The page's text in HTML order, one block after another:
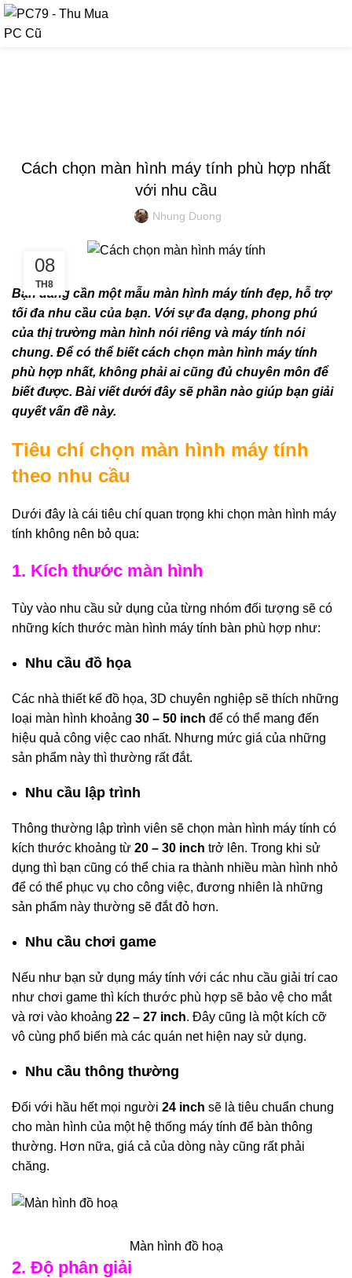
Cách chọn màn hình máy tính phù hợp nhất
với nhu cầu
Nhung Duong
08
TH8
Bạn đang cần một mẫu màn hình máy tính đẹp, hỗ trợ
tối đa nhu cầu của bạn. Với sự đa dạng, phong phú
của thị trường màn hình nói riêng và máy tính nói
chung. Để có thể biết cách chọn màn hình máy tính
phù hợp nhất, không phải ai cũng đủ chuyên môn để
biết được. Bài viết dưới đây sẽ phần nào giúp bạn giải
quyết vấn đề này.
Tiêu chí chọn màn hình máy tính
theo nhu cầu
Dưới đây là cái tiêu chí quan trọng khi chọn màn hình máy
tính không nên bỏ qua:
1. Kích thước màn hình
Tùy vào nhu cầu sử dụng của từng nhóm đối tượng sẽ có
những kích thước màn hình máy tính bàn phù hợp như:
Nhu cầu đồ họa
Các nhà thiết kế đồ họa, 3D chuyên nghiệp sẽ thích những
loại màn hình khoảng 30 – 50 inch để có thể mang đến
hiệu quả công việc cao nhất. Nhưng mức giá của những
sản phẩm này thì thường rất đắt.
Nhu cầu lập trình
Thông thường lập trình viên sẽ chọn màn hình máy tính có
kích thước khoảng từ 20 – 30 inch trở lên. Trong khi sử
dụng thì bạn cũng có thể chia ra thành nhiều màn hình nhỏ
để có thể phục vụ cho công việc, đương nhiên là những
sản phẩm này thường sẽ đắt đỏ hơn.
Nhu cầu chơi game
Nếu như bạn sử dụng máy tính với các nhu cầu giải trí cao
như chơi game thì kích thước phù hợp sẽ bảo vệ cho mắt
và rơi vào khoảng 22 – 27 inch. Đây cũng là một kích cỡ
vô cùng phổ biến mà các quán net hiện nay sử dụng.
Nhu cầu thông thường
Đối với hầu hết mọi người 24 inch sẽ là tiêu chuẩn chung
cho màn hình của một hệ thống máy tính để bàn thông
thường. Hơn nữa, giá cả của dòng này cũng rất phải
chăng.
Màn hình đồ hoạ
2. Độ phân giải